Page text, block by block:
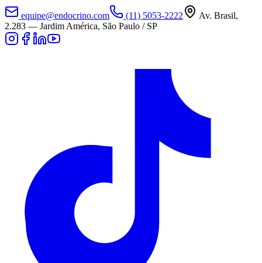
equipe@endocrino.com (11) 5053-2222
Av. Brasil,
2.283 — Jardim América, São Paulo / SP